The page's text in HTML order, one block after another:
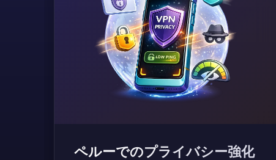
ペルーでのプライバシー強化